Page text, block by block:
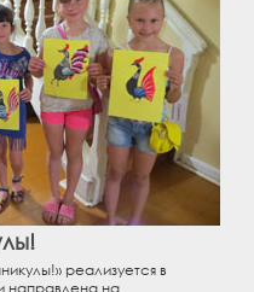
реализуется в
направлена на